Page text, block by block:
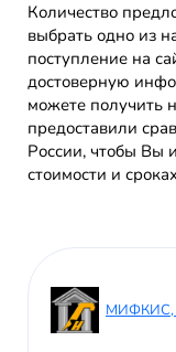
Количество
выбрать одно из
поступление на
достоверную
можете получить
предоставили
России, чтобы Вы
стоимости и
МИФКИС,